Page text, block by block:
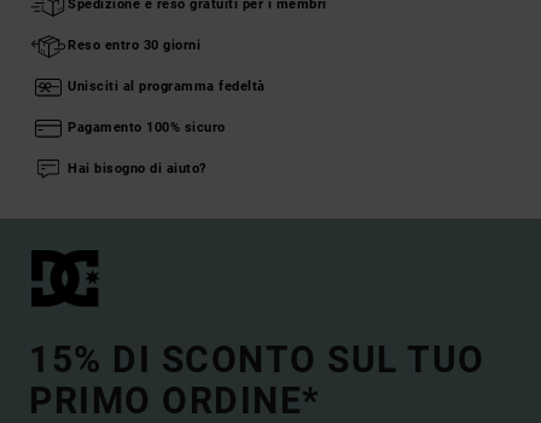
Spedizione e reso gratuiti per i membri
Reso entro 30 giorni
Unisciti al programma fedeltà
Pagamento 100% sicuro
Hai bisogno di aiuto?
15% DI SCONTO SUL TUO
PRIMO ORDINE*